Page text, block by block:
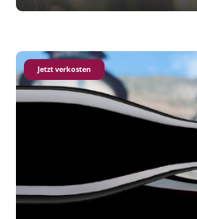
Jetzt verkosten